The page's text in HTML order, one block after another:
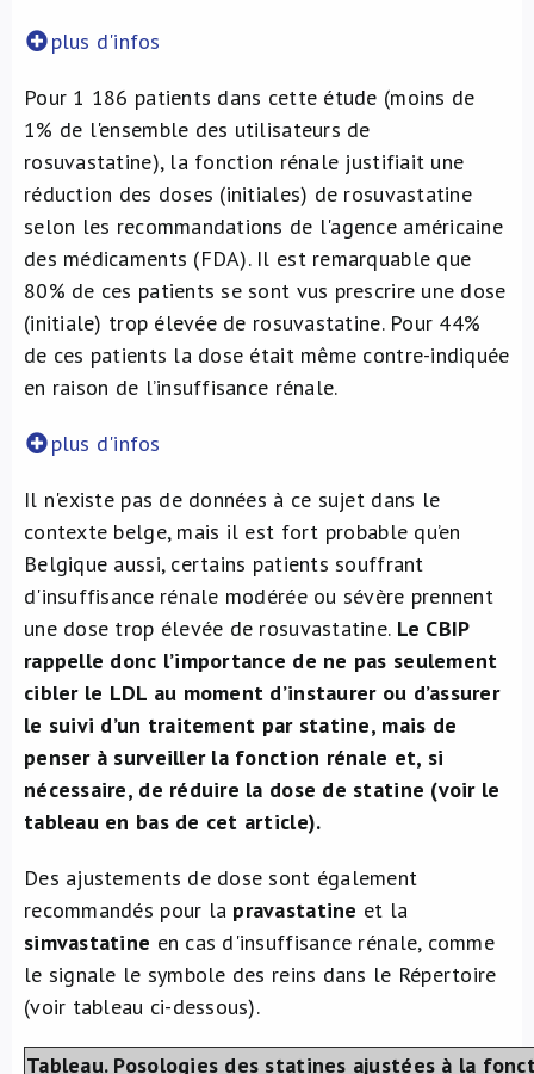
plus d'infos
Pour 1 186 patients dans cette étude (moins de
1% de l'ensemble des utilisateurs de
rosuvastatine), la fonction rénale justifiait une
réduction des doses (initiales) de rosuvastatine
selon les recommandations de l'agence américaine
des médicaments (FDA). Il est remarquable que
80% de ces patients se sont vus prescrire une dose
(initiale) trop élevée de rosuvastatine. Pour 44%
de ces patients la dose était même contre-indiquée
en raison de l’insuffisance rénale.
plus d'infos
Il n'existe pas de données à ce sujet dans le
contexte belge, mais il est fort probable qu’en
Belgique aussi, certains patients souffrant
d'insuffisance rénale modérée ou sévère prennent
une dose trop élevée de rosuvastatine. Le CBIP
rappelle donc l’importance de ne pas seulement
cibler le LDL au moment d’instaurer ou d’assurer
le suivi d’un traitement par statine, mais de
penser à surveiller la fonction rénale et, si
nécessaire, de réduire la dose de statine (voir le
tableau en bas de cet article).
Des ajustements de dose sont également
recommandés pour la pravastatine et la
simvastatine en cas d'insuffisance rénale, comme
le signale le symbole des reins dans le Répertoire
(voir tableau ci-dessous).
Tableau. Posologies des statines ajustées à la